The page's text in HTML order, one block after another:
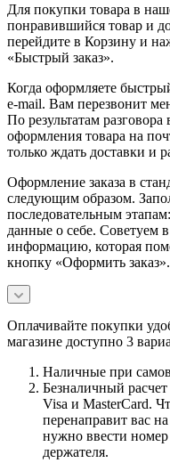
Для покупки товара в
понравившийся товар и
перейдите в Корзину и
«Быстрый заказ».
Когда оформляете
e-mail. Вам перезвонит
По результатам
оформления товара на
только ждать доставки и
Оформление заказа в
следующим образом.
последовательным
данные о себе. Советуем
информацию, которая
кнопку «Оформить заказ».
Оплачивайте покупки
магазине доступно 3
Наличные при
Безналичный
Visa и MasterCard.
перенаправит вас
нужно ввести
держателя.